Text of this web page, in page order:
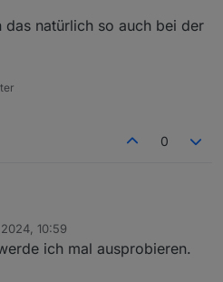
geben. Ist das eine Funktion, die
habe ich vielleicht etwas zu
derartiges umzusetzen?
das natürlich so auch bei der
0
2024, 10:59
ich mal ausprobieren.